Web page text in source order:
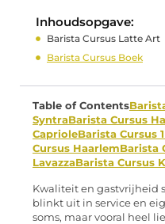
Inhoudsopgave:
Barista Cursus Latte Art
Barista Cursus Boek
Table of Contents
SyntraBarista Cursus
CaprioleBarista Cursus
Cursus HaarlemBarista
LavazzaBarista Cursus
Kwaliteit en gastvrijheid
blinkt uit in service en
soms, maar vooral heel